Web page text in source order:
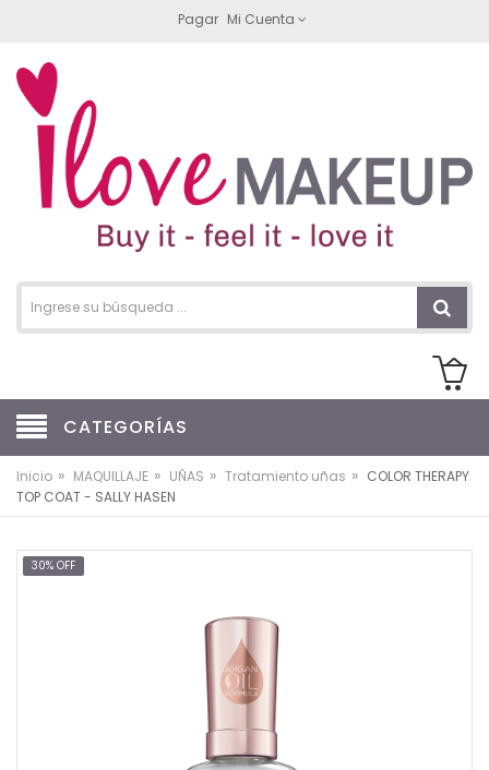
Pagar Mi Cuenta
CATEGORÍAS
Inicio » MAQUILLAJE » UÑAS » Tratamiento uñas » COLOR THERAPY
TOP COAT - SALLY HASEN
30% OFF